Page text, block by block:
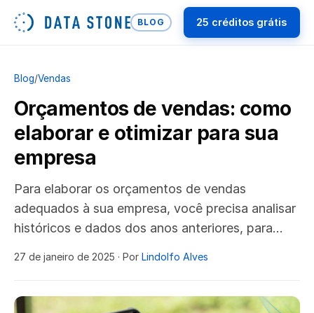
BLOG 25 créditos grátis
Blog/Vendas
Orçamentos de vendas: como
elaborar e otimizar para sua
empresa
Para elaborar os orçamentos de vendas
adequados à sua empresa, você precisa analisar
históricos e dados dos anos anteriores, para…
27 de janeiro de 2025 · Por Lindolfo Alves